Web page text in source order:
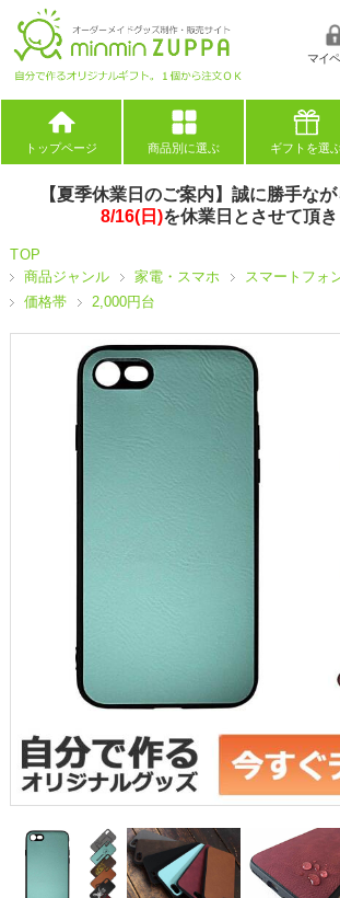
マイ
トップページ 商品別に選ぶ ギフトを選
【夏季休業日のご案内】誠に勝手なが
8/16(日)を休業日とさせて頂き
TOP
商品ジャンル
家電・スマホ
スマートフォ
価格帯
2,000円台